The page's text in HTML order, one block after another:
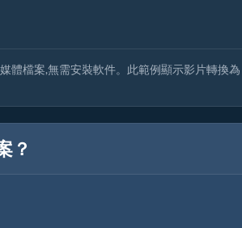
體檔案,無需安裝軟件。此範例顯示影片轉換
？